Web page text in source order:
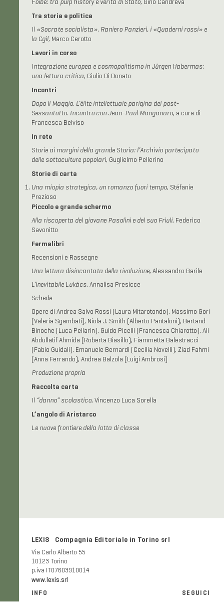
Foibe: tra pulp history e verità di Stato, Gino Candreva
Tra storia e politica
Il «Socrate socialista». Raniero Panzieri, i «Quaderni rossi» e
la Cgil, Marco Cerotto
Lavori in corso
Integrazione europea e cosmopolitismo in Jürgen Habermas:
una lettura critica, Giulio Di Donato
Incontri
Dopo il Maggio. L’élite intellettuale parigina del post-
Sessantotto. Incontro con Jean-Paul Manganaro, a cura di
Francesca Belviso
In rete
Storie ai margini della grande Storia: l’Archivio partecipato
delle sottoculture popolari, Guglielmo Pellerino
Storie di carta
Una miopia strategica, un romanzo fuori tempo, Stéfanie
Prezioso
Piccolo e grande schermo
Alla riscoperta del giovane Pasolini e del suo Friuli, Federico
Savonitto
Fermalibri
Recensioni e Rassegne
Una lettura disincantata della rivoluzione, Alessandro Barile
L’inevitabile Lukács, Annalisa Presicce
Schede
Opere di Andrea Salvo Rossi (Laura Mitarotondo), Massimo Gori
(Valeria Sgambati), Niola J. Smith (Alberto Pantaloni), Bertand
Binoche (Luca Pellarin), Guido Picelli (Francesca Chiarotto), Ali
Abdullatif Ahmida (Roberta Biasillo), Fiammetta Balestracci
(Fabio Guidali), Emanuele Bernardi (Cecilia Novelli), Ziad Fahmi
(Anna Ferrando), Andrea Balzola (Luigi Ambrosi)
Produzione propria
Raccolta carta
Il “danno” scolastico, Vincenzo Luca Sorella
L’angolo di Aristarco
Le nuove frontiere della lotta di classe
LEXIS Compagnia Editoriale in Torino srl
Via Carlo Alberto 55
10123 Torino
p.iva IT07603910014
www.lexis.srl
INFO SEGUICI